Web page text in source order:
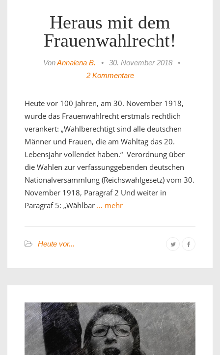
Heraus mit dem
Frauenwahlrecht!
VonAnnalena B. • 30. November 2018
•
2 Kommentare
Heute vor 100 Jahren, am 30. November 1918,
wurde das Frauenwahlrecht erstmals rechtlich
verankert: „Wahlberechtigt sind alle deutschen
Männer und Frauen, die am Wahltag das 20.
Lebensjahr vollendet haben.“ Verordnung über
die Wahlen zur verfassunggebenden deutschen
Nationalversammlung (Reichswahlgesetz) vom 30.
November 1918, Paragraf 2 Und weiter in
Paragraf 5: „Wählbar … mehr
Heute vor...